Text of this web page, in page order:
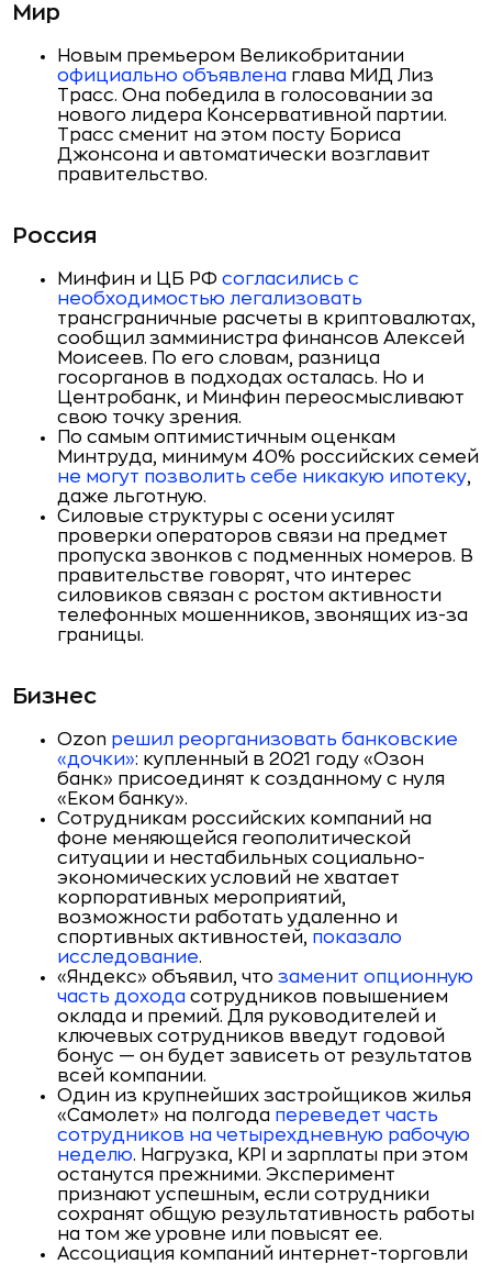
Мир
Новым премьером Великобритании
официально объявлена глава МИД Лиз
Трасс. Она победила в голосовании за
нового лидера Консервативной партии.
Трасс сменит на этом посту Бориса
Джонсона и автоматически возглавит
правительство.
Россия
Минфин и ЦБ РФ согласились с
необходимостью легализовать
трансграничные расчеты в криптовалютах,
сообщил замминистра финансов Алексей
Моисеев. По его словам, разница
госорганов в подходах осталась. Но и
Центробанк, и Минфин переосмысливают
свою точку зрения.
По самым оптимистичным оценкам
Минтруда, минимум 40% российских семей
не могут позволить себе никакую ипотеку,
даже льготную.
Силовые структуры с осени усилят
проверки операторов связи на предмет
пропуска звонков с подменных номеров. В
правительстве говорят, что интерес
силовиков связан с ростом активности
телефонных мошенников, звонящих из-за
границы.
Бизнес
Ozon решил реорганизовать банковские
«дочки»: купленный в 2021 году «Озон
банк» присоединят к созданному с нуля
«Еком банку».
Сотрудникам российских компаний на
фоне меняющейся геополитической
ситуации и нестабильных социально-
экономических условий не хватает
корпоративных мероприятий,
возможности работать удаленно и
спортивных активностей, показало
исследование.
«Яндекс» объявил, что заменит опционную
часть дохода сотрудников повышением
оклада и премий. Для руководителей и
ключевых сотрудников введут годовой
бонус — он будет зависеть от результатов
всей компании.
Один из крупнейших застройщиков жилья
«Самолет» на полгода переведет часть
сотрудников на четырехдневную рабочую
неделю. Нагрузка, KPI и зарплаты при этом
останутся прежними. Эксперимент
признают успешным, если сотрудники
сохранят общую результативность работы
на том же уровне или повысят ее.
Ассоциация компаний интернет-торговли